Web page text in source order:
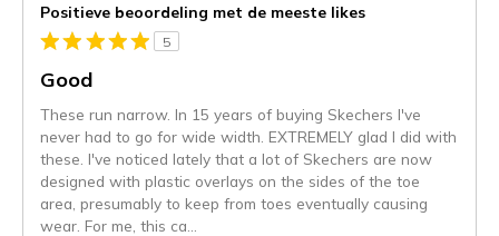
Positieve beoordeling met de meeste likes
5
Good
These run narrow. In 15 years of buying Skechers I've
never had to go for wide width. EXTREMELY glad I did with
these. I've noticed lately that a lot of Skechers are now
designed with plastic overlays on the sides of the toe
area, presumably to keep from toes eventually causing
wear. For me, this ca